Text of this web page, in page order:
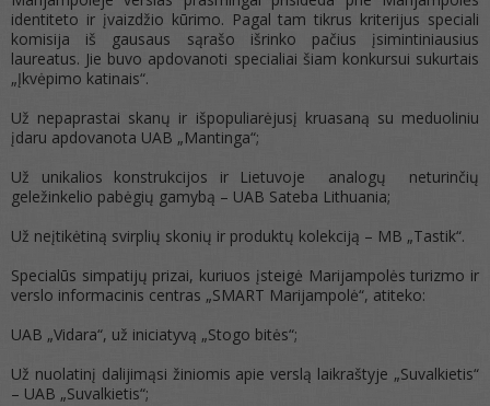
identiteto ir įvaizdžio kūrimo. Pagal tam tikrus kriterijus speciali
komisija iš gausaus sąrašo išrinko pačius įsimintiniausius
laureatus. Jie buvo apdovanoti specialiai šiam konkursui sukurtais
„Įkvėpimo katinais“.
Už nepaprastai skanų ir išpopuliarėjusį kruasaną su meduoliniu
įdaru apdovanota UAB „Mantinga“;
Už unikalios konstrukcijos ir Lietuvoje analogų neturinčių
geležinkelio pabėgių gamybą – UAB Sateba Lithuania;
Už neįtikėtiną svirplių skonių ir produktų kolekciją – MB „Tastik“.
Specialūs simpatijų prizai, kuriuos įsteigė Marijampolės turizmo ir
verslo informacinis centras „SMART Marijampolė“, atiteko:
UAB „Vidara“, už iniciatyvą „Stogo bitės“;
Už nuolatinį dalijimąsi žiniomis apie verslą laikraštyje „Suvalkietis“
– UAB „Suvalkietis“;